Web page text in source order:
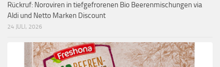
Rückruf: Noroviren in tiefgefrorenen Bio Beerenmischungen via
Aldi und Netto Marken Discount
24 JULI, 2026